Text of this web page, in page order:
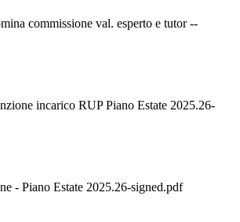
commissione val. esperto e tutor --
incarico RUP Piano Estate 2025.26-
- Piano Estate 2025.26-signed.pdf